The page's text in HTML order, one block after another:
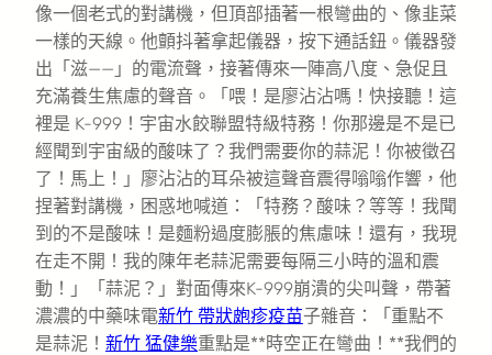
像一個老式的對講機，但頂部插著一根彎曲的、像韭菜
一樣的天線。他顫抖著拿起儀器，按下通話鈕。儀器發
出「滋——」的電流聲，接著傳來一陣高八度、急促且
充滿養生焦慮的聲音。「喂！是廖沾沾嗎！快接聽！這
裡是 K-999！宇宙水餃聯盟特級特務！你那邊是不是已
經聞到宇宙級的酸味了？我們需要你的蒜泥！你被徵召
了！馬上！」廖沾沾的耳朵被這聲音震得嗡嗡作響，他
捏著對講機，困惑地喊道：「特務？酸味？等等！我聞
到的不是酸味！是麵粉過度膨脹的焦慮味！還有，我現
在走不開！我的陳年老蒜泥需要每隔三小時的溫和震
動！」「蒜泥？」對面傳來K-999崩潰的尖叫聲，帶著
濃濃的中藥味電新竹 帶狀皰疹疫苗子雜音：「重點不
是蒜泥！ 新竹 猛健樂重點是**時空正在彎曲！**我們的